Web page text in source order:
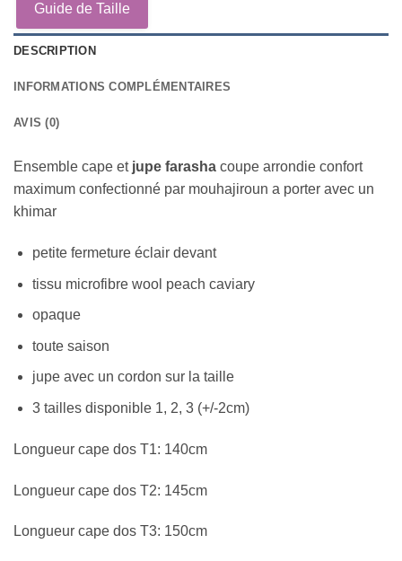
Guide de Taille
DESCRIPTION
INFORMATIONS COMPLÉMENTAIRES
AVIS (0)
Ensemble cape et jupe farasha coupe arrondie confort
maximum confectionné par mouhajiroun a porter avec un
khimar
petite fermeture éclair devant
tissu microfibre wool peach caviary
opaque
toute saison
jupe avec un cordon sur la taille
3 tailles disponible 1, 2, 3 (+/-2cm)
Longueur cape dos T1: 140cm
Longueur cape dos T2: 145cm
Longueur cape dos T3: 150cm